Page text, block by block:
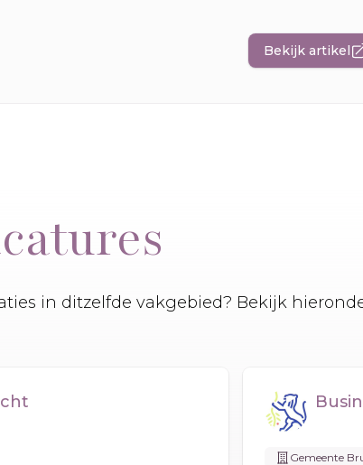
Bekijk artikel
in ditzelfde vakgebied? Bekijk
Gemeente